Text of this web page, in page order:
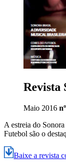
Revista
Maio 2016
A estreia do
Futebol são o
Baixe a revista